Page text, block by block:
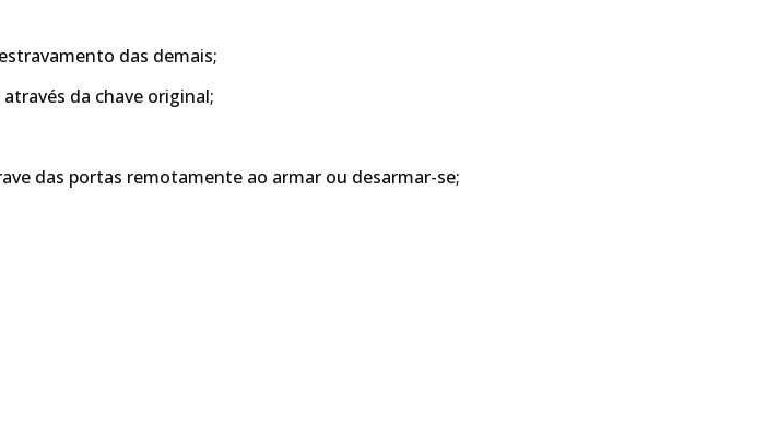
das demais;
da chave original;
das portas remotamente ao armar ou desarmar-se;